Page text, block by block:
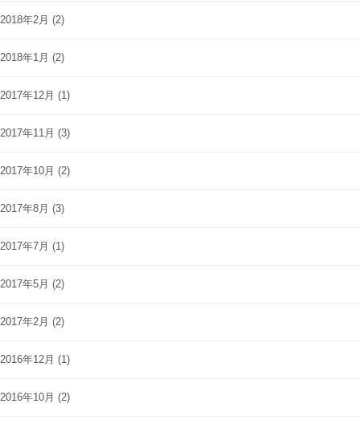
2018年2月 (2)
2018年1月 (2)
2017年12月 (1)
2017年11月 (3)
2017年10月 (2)
2017年8月 (3)
2017年7月 (1)
2017年5月 (2)
2017年2月 (2)
2016年12月 (1)
2016年10月 (2)